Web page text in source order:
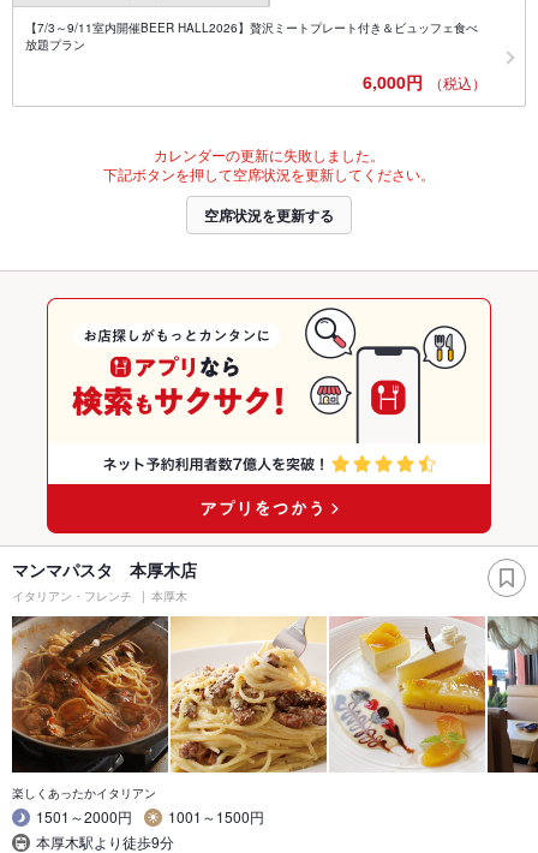
【7/3～9/11室内開催BEER HALL2026】贅沢ミートプレート付き＆ビュッフェ食べ
放題プラン
6,000円 （税込）
カレンダーの更新に失敗しました。
下記ボタンを押して空席状況を更新してください。
空席状況を更新する
マンマパスタ 本厚木店
イタリアン・フレンチ 本厚木
楽しくあったかイタリアン
1501～2000円
1001～1500円
本厚木駅より徒歩9分